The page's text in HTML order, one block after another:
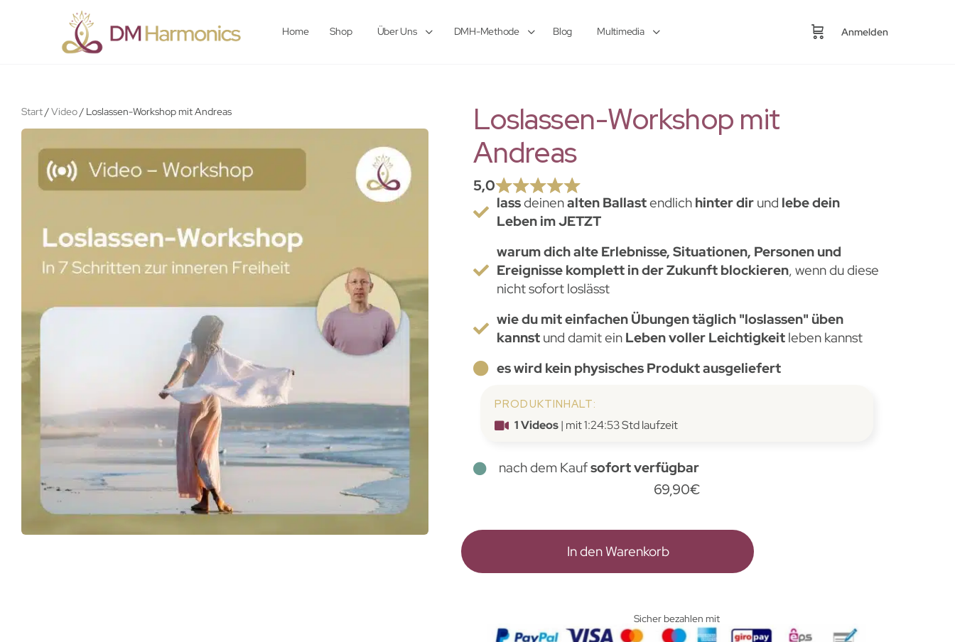
Home Shop Über Uns DMH-Methode Blog Multimedia Anmelden
Start/Video/ Loslassen-Workshop mit Andreas
Loslassen-Workshop mit
Andreas
5,0
lassdeinenalten Ballastendlichhinter dir und lebe dein
Leben im JETZT
warum dich alte Erlebnisse, Situationen, Personen und
Ereignisse komplett in der Zukunft blockieren, wenn du diese
nicht sofort loslässt
wie du mit einfachen Übungen täglich "loslassen" üben
kannstund damit einLeben voller Leichtigkeit leben kannst
es wird kein physisches Produkt ausgeliefert
PRODUKTINHALT:
1 Videos| mit 1:24:53 Std laufzeit
nach dem Kaufsofort verfügbar
69,90€
In den Warenkorb
Sicher bezahlen mit